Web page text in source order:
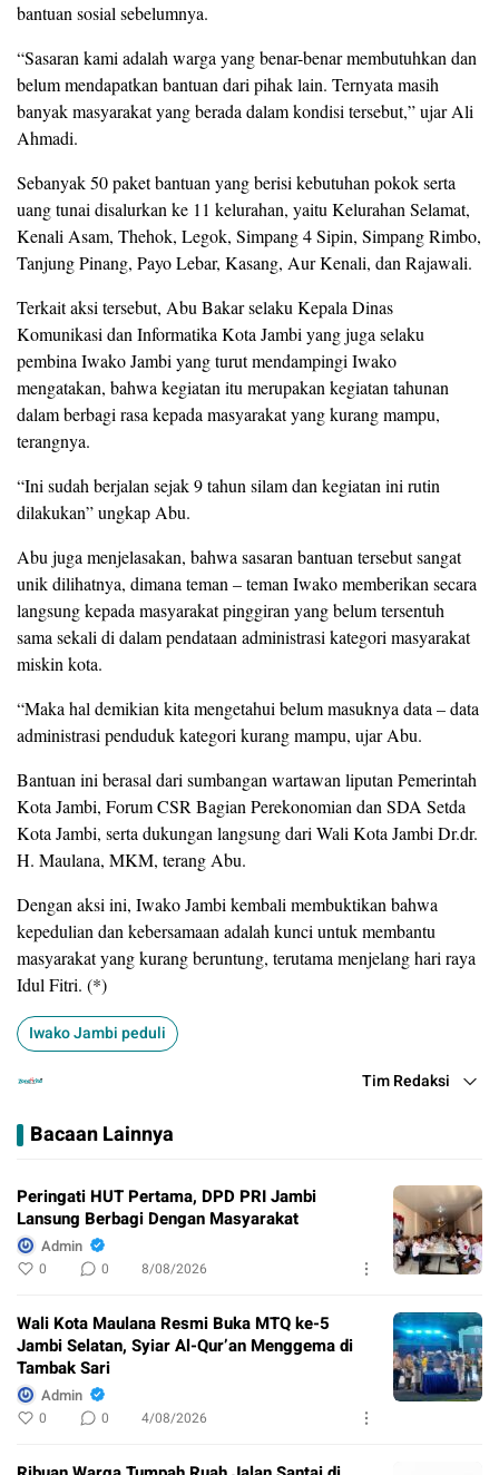
bantuan sosial sebelumnya.
“Sasaran kami adalah warga yang benar-benar membutuhkan dan
belum mendapatkan bantuan dari pihak lain. Ternyata masih
banyak masyarakat yang berada dalam kondisi tersebut,” ujar Ali
Ahmadi.
Sebanyak 50 paket bantuan yang berisi kebutuhan pokok serta
uang tunai disalurkan ke 11 kelurahan, yaitu Kelurahan Selamat,
Kenali Asam, Thehok, Legok, Simpang 4 Sipin, Simpang Rimbo,
Tanjung Pinang, Payo Lebar, Kasang, Aur Kenali, dan Rajawali.
Terkait aksi tersebut, Abu Bakar selaku Kepala Dinas
Komunikasi dan Informatika Kota Jambi yang juga selaku
pembina Iwako Jambi yang turut mendampingi Iwako
mengatakan, bahwa kegiatan itu merupakan kegiatan tahunan
dalam berbagi rasa kepada masyarakat yang kurang mampu,
terangnya.
“Ini sudah berjalan sejak 9 tahun silam dan kegiatan ini rutin
dilakukan” ungkap Abu.
Abu juga menjelasakan, bahwa sasaran bantuan tersebut sangat
unik dilihatnya, dimana teman – teman Iwako memberikan secara
langsung kepada masyarakat pinggiran yang belum tersentuh
sama sekali di dalam pendataan administrasi kategori masyarakat
miskin kota.
“Maka hal demikian kita mengetahui belum masuknya data – data
administrasi penduduk kategori kurang mampu, ujar Abu.
Bantuan ini berasal dari sumbangan wartawan liputan Pemerintah
Kota Jambi, Forum CSR Bagian Perekonomian dan SDA Setda
Kota Jambi, serta dukungan langsung dari Wali Kota Jambi Dr.dr.
H. Maulana, MKM, terang Abu.
Dengan aksi ini, Iwako Jambi kembali membuktikan bahwa
kepedulian dan kebersamaan adalah kunci untuk membantu
masyarakat yang kurang beruntung, terutama menjelang hari raya
Idul Fitri. (*)
Iwako Jambi peduli
Tim Redaksi
Bacaan Lainnya
Peringati HUT Pertama, DPD PRI Jambi
Lansung Berbagi Dengan Masyarakat
Admin
0 0 8/08/2026
Wali Kota Maulana Resmi Buka MTQ ke-5
Jambi Selatan, Syiar Al-Qur’an Menggema di
Tambak Sari
Admin
0 0 4/08/2026